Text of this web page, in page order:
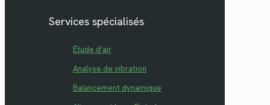
Services spécialisés
Étude d'air
Analyse de vibration
Balancement dynamique